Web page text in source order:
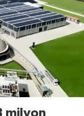
milyon